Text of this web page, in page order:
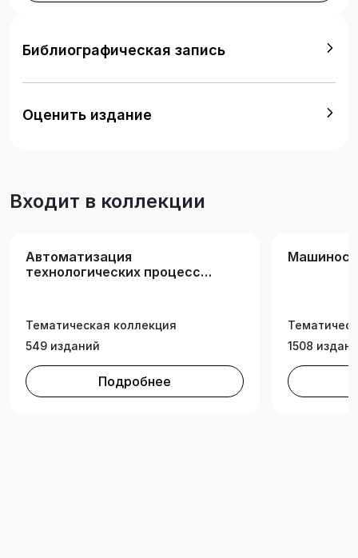
подготовки 27.03.04 «Управление в
и робототехника», очной и заочной форм
обучения.
Библиографическая запись
Оценить издание
Входит в коллекции
Автоматизация
технологических процессов
Тематическая коллекция
549 изданий
Подробнее
1508